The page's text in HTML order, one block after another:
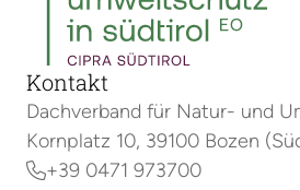
Kontakt
Dachverband für Natur- und
Kornplatz 10, 39100 Bozen
+39 0471 973700